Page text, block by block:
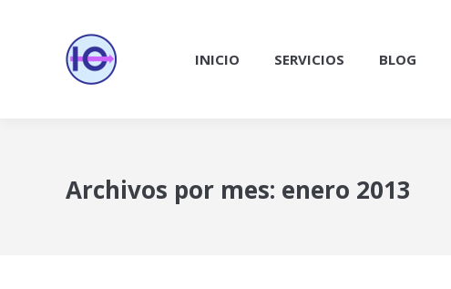
INICIO SERVICIOS BLOG
Archivos por mes: enero 2013